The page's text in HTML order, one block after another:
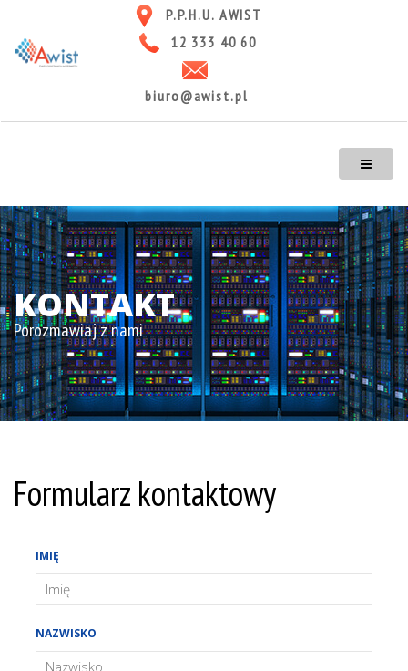
P.P.H.U. AWIST
12 333 40 60
biuro@awist.pl
KONTAKT
Porozmawiaj z nami
Formularz kontaktowy
IMIĘ
NAZWISKO